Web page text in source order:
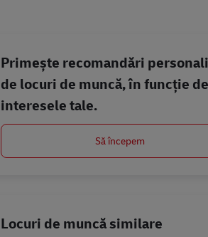
Primește recomandări
de locuri de muncă, în funcție de
interesele tale.
Să începem
Locuri de muncă similare